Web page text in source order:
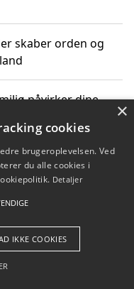
skaber orden og
påvirker dine
hverdag
Betingelser
×
cookies
brugeroplevelsen. Ved
du alle cookies i
Detaljer
IKKE COOKIES